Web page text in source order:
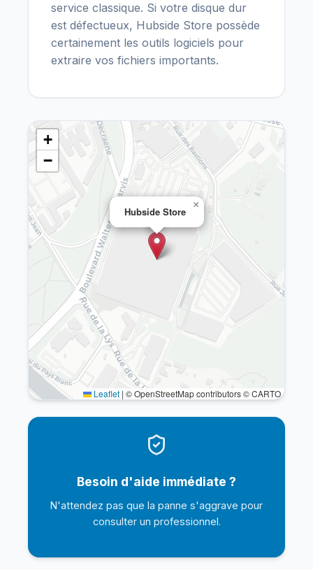
service classique. Si votre disque dur
est défectueux, Hubside Store possède
certainement les outils logiciels pour
extraire vos fichiers importants.
Hubside Store
×
+
−
Leaflet | © OpenStreetMap contributors © CARTO
Besoin d'aide immédiate ?
N'attendez pas que la panne s'aggrave pour
consulter un professionnel.